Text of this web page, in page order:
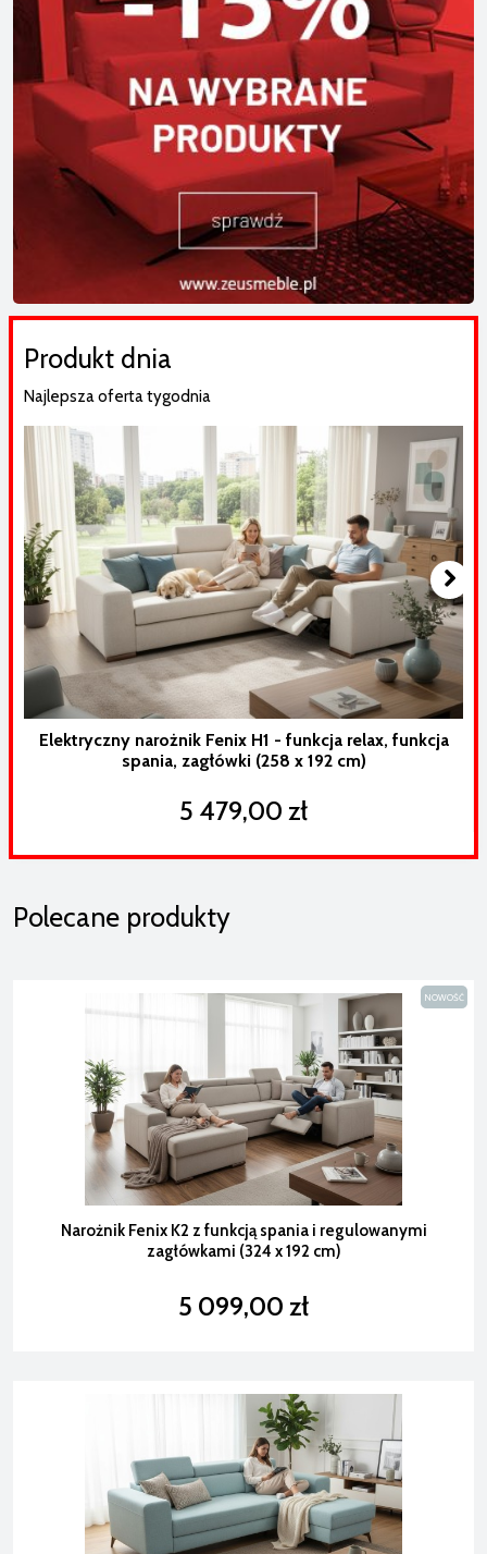
Produkt dnia
Najlepsza oferta tygodnia
Elektryczny narożnik Fenix H1 - funkcja relax, funkcja
spania, zagłówki (258 x 192 cm)
5 479,00 zł
Polecane produkty
Narożnik Fenix K2 z funkcją spania i regulowanymi
zagłówkami (324 x 192 cm)
5 099,00 zł
NOWOŚĆ